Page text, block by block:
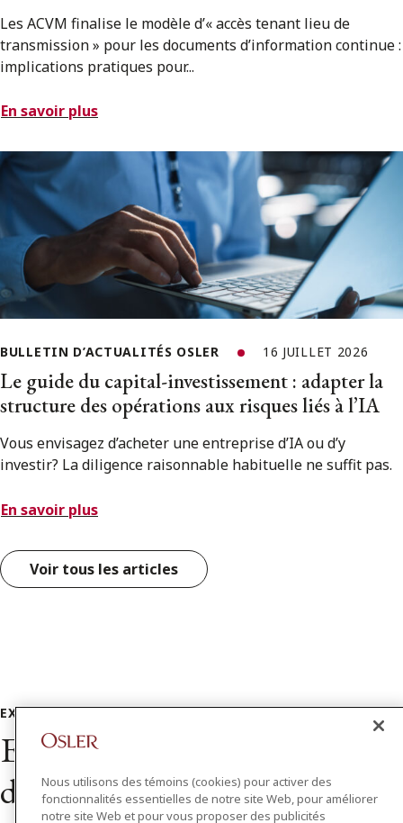
Les ACVM finalise le modèle d’« accès tenant lieu de
transmission » pour les documents d’information continue :
implications pratiques pour...
En savoir plus
BULLETIN D’ACTUALITÉS OSLER 16 JUILLET 2026
Le guide du capital-investissement : adapter la
structure des opérations aux risques liés à l’IA
Vous envisagez d’acheter une entreprise d’IA ou d’y
investir? La diligence raisonnable habituelle ne suffit pas.
En savoir plus
Voir tous les articles
EXPERTISES CONNEXES
Explorer les solutions
d’experts
Nous utilisons des témoins (cookies) pour activer des
fonctionnalités essentielles de notre site Web, pour améliorer
notre site Web et pour vous proposer des publicités